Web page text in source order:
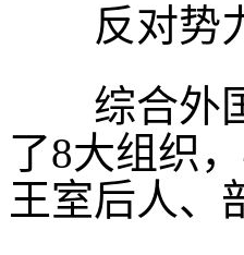
反对势力
综合外国
了8大组织
王室后人、